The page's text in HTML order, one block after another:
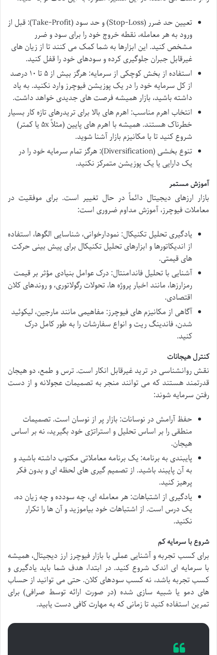
تعیین حد ضرر (Stop-Loss) و حد سود (Take-Profit): قبل از
ورود به هر معامله، نقطه خروج خود را برای سود و ضرر
مشخص کنید. این ابزارها به شما کمک می کنند تا از زیان های
غیرقابل جبران جلوگیری کرده و سودهای خود را قفل کنید.
استفاده از بخش کوچکی از سرمایه: هرگز بیش از ۵ تا ۱۰ درصد
از کل سرمایه خود را در یک پوزیشن فیوچرز وارد نکنید. به یاد
داشته باشید، بازار همیشه فرصت های جدیدی خواهد داشت.
انتخاب اهرم مناسب: اهرم های بالا برای تریدرهای تازه کار بسیار
خطرناک هستند. همیشه با اهرم های پایین (مثلاً ۵x یا کمتر)
شروع کنید تا با مکانیزم بازار آشنا شوید.
تنوع بخشی (Diversification): هرگز تمام سرمایه خود را در
یک دارایی یا یک پوزیشن متمرکز نکنید.
آموزش مستمر
بازار ارزهای دیجیتال دائماً در حال تغییر است. برای موفقیت در
معاملات فیوچرز، آموزش مداوم ضروری است:
یادگیری تحلیل تکنیکال: نمودارخوانی، شناسایی الگوها، استفاده
از اندیکاتورها و ابزارهای تحلیل تکنیکال برای پیش بینی حرکت
های قیمتی.
آشنایی با تحلیل فاندامنتال: درک عوامل بنیادی مؤثر بر قیمت
رمزارزها، مانند اخبار پروژه ها، تحولات رگولاتوری، و روندهای کلان
اقتصادی.
آگاهی از مکانیزم های فیوچرز: مفاهیمی مانند مارجین، لیکوئید
شدن، فاندینگ ریت و انواع سفارشات را به طور کامل درک
کنید.
کنترل هیجانات
نقش روانشناسی در ترید غیرقابل انکار است. ترس و طمع، دو هیجان
قدرتمند هستند که می توانند منجر به تصمیمات عجولانه و از دست
رفتن سرمایه شوند:
حفظ آرامش در نوسانات: بازار پر از نوسان است. تصمیمات
منطقی را بر اساس تحلیل و استراتژی خود بگیرید، نه بر اساس
هیجان.
پایبندی به برنامه: یک برنامه معاملاتی مکتوب داشته باشید و
به آن پایبند باشید. از تصمیم گیری های لحظه ای و بدون فکر
پرهیز کنید.
یادگیری از اشتباهات: هر معامله ای، چه سودده و چه زیان ده،
یک درس است. از اشتباهات خود بیاموزید و آن ها را تکرار
نکنید.
شروع با سرمایه کم
برای کسب تجربه و آشنایی عملی با بازار فیوچرز ارز دیجیتال، همیشه
با سرمایه ای اندک شروع کنید. در ابتدا، هدف شما باید یادگیری و
کسب تجربه باشد، نه کسب سودهای کلان. حتی می توانید از حساب
های دمو یا شبیه سازی شده (در صورت ارائه توسط صرافی) برای
تمرین استفاده کنید تا زمانی که به مهارت کافی دست یابید.